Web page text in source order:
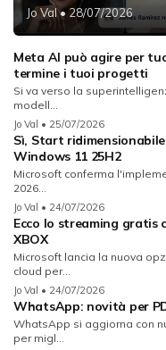
Jo Val• 28/07/2026
Meta AI può agire per
termine i tuoi progetti
Si va verso la
modell...
Jo Val • 25/07/2026
Sì, Start
Windows 11 25H2
Microsoft conferma
2026...
Jo Val • 24/07/2026
Ecco lo streaming gratis
XBOX
Microsoft lancia la nuova
cloud per...
Jo Val • 24/07/2026
WhatsApp: novità per
WhatsApp si aggiorna con
per migl...